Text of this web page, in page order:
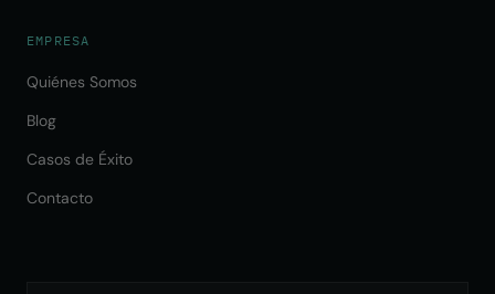
EMPRESA
Quiénes Somos
Blog
Casos de Éxito
Contacto